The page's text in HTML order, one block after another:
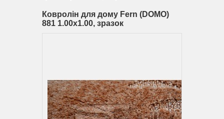
Ковролін для дому Fern (DOMO)
881 1.00х1.00, зразок